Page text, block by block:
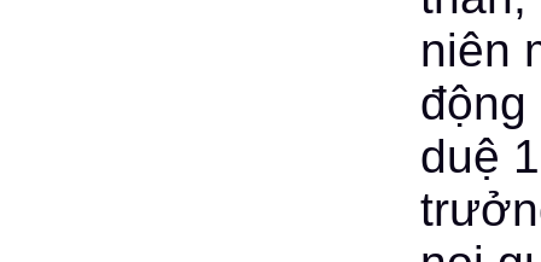
niên
động
duệ